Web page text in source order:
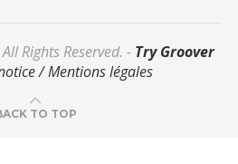
Rights Reserved. - Try Groover
/ Mentions légales
TO TOP